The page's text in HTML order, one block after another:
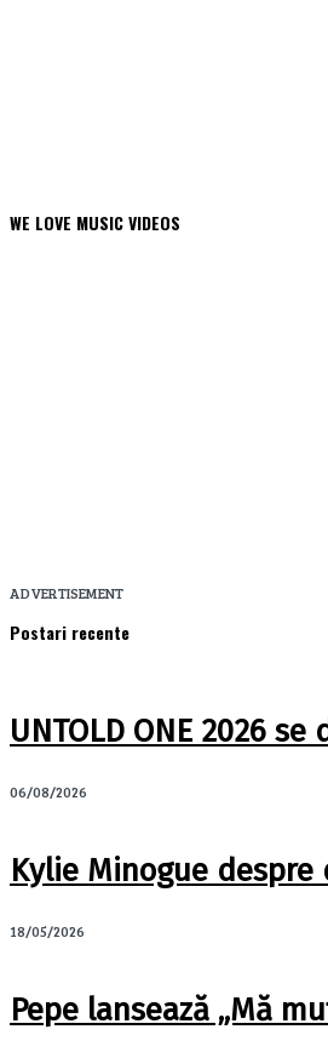
WE LOVE MUSIC VIDEOS
ADVERTISEMENT
Postari recente
UNTOLD ONE 2026
06/08/2026
Kylie Minogue
18/05/2026
Pepe lansează „Mă